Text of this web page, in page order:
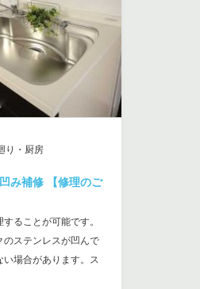
り・厨房
み補修 【修理のご
ることが可能です。
のステンレスが凹んで
い場合があります。ス